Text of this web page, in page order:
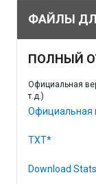
ФАЙЛЫ
ПОЛНЫЙ
Официальная
т.д.)
Официальная
TXT*
Download Stats